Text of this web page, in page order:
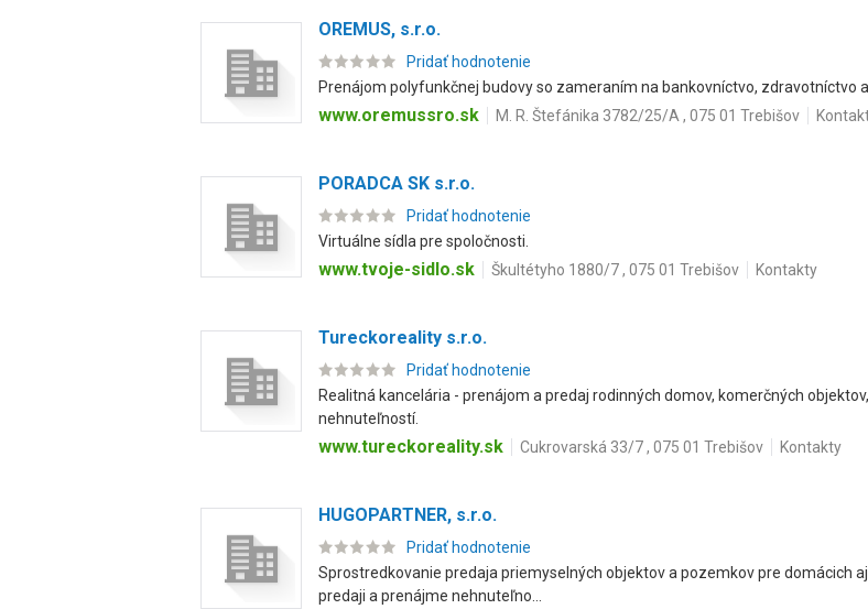
OREMUS, s.r.o.
Pridať hodnotenie
Prenájom polyfunkčnej budovy so zameraním na bankovníctvo, zdravotníctvo
www.oremussro.sk M. R. Štefánika 3782/25/A , 075 01 Trebišov
PORADCA SK s.r.o.
Pridať hodnotenie
Virtuálne sídla pre spoločnosti.
www.tvoje-sidlo.sk Škultétyho 1880/7 , 075 01 Trebišov Kontakty
Tureckoreality s.r.o.
Pridať hodnotenie
Realitná kancelária - prenájom a predaj rodinných domov, komerčných
nehnuteľností.
www.tureckoreality.sk Cukrovarská 33/7 , 075 01 Trebišov Kontakty
HUGOPARTNER, s.r.o.
Pridať hodnotenie
Sprostredkovanie predaja priemyselných objektov a pozemkov pre domácich
predaji a prenájme nehnuteľno...